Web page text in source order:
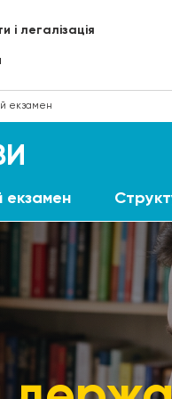
і легалізація
екзамен
екзамен